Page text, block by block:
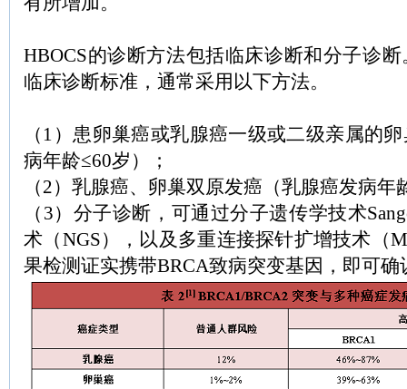
HBOCS的诊断方法包括临床诊断和分子诊
临床诊断标准，通常采用以下方法。
（1）患卵巢癌或乳腺癌一级或二级亲属的
病年龄≤60岁）；
（2）乳腺癌、卵巢双原发癌（乳腺癌发病年
（3）分子诊断，可通过分子遗传学技术
术（NGS），以及多重连接探针扩增技术（
果检测证实携带BRCA致病突变基因，即可确